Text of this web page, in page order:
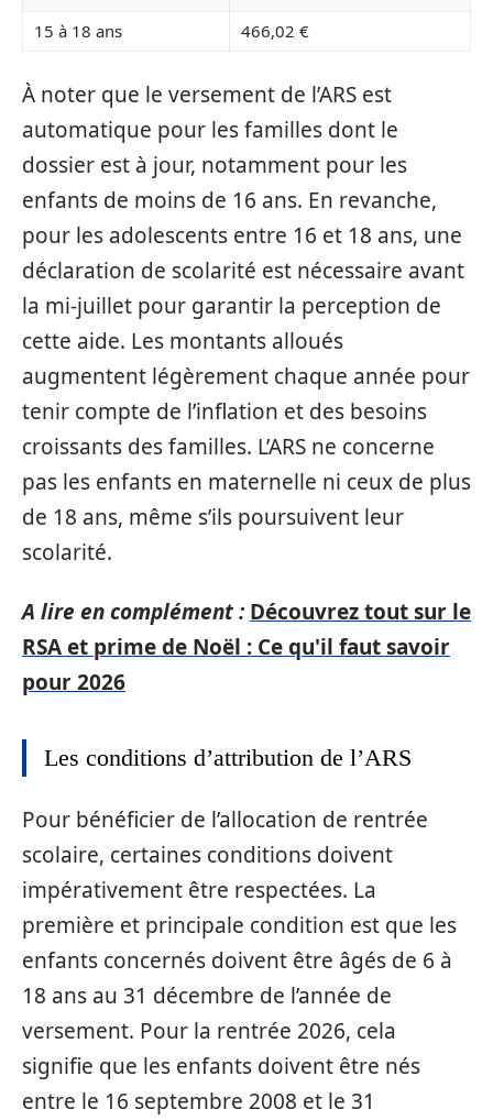
15 à 18 ans
466,02 €
À noter que le versement de l’ARS est
automatique pour les familles dont le
dossier est à jour, notamment pour les
enfants de moins de 16 ans. En revanche,
pour les adolescents entre 16 et 18 ans, une
déclaration de scolarité est nécessaire avant
la mi-juillet pour garantir la perception de
cette aide. Les montants alloués
augmentent légèrement chaque année pour
tenir compte de l’inflation et des besoins
croissants des familles. L’ARS ne concerne
pas les enfants en maternelle ni ceux de plus
de 18 ans, même s’ils poursuivent leur
scolarité.
A lire en complément : Découvrez tout sur le
RSA et prime de Noël : Ce qu'il faut savoir
pour 2026
Les conditions d’attribution de l’ARS
Pour bénéficier de l’allocation de rentrée
scolaire, certaines conditions doivent
impérativement être respectées. La
première et principale condition est que les
enfants concernés doivent être âgés de 6 à
18 ans au 31 décembre de l’année de
versement. Pour la rentrée 2026, cela
signifie que les enfants doivent être nés
entre le 16 septembre 2008 et le 31